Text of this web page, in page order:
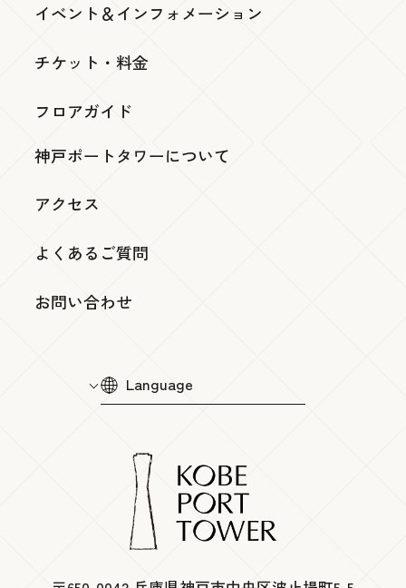
イベント＆インフォメーション
チケット・料金
フロアガイド
神戸ポートタワーについて
アクセス
よくあるご質問
お問い合わせ
Language